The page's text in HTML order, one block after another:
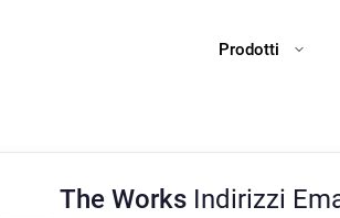
Prodotti
The Works Indirizzi